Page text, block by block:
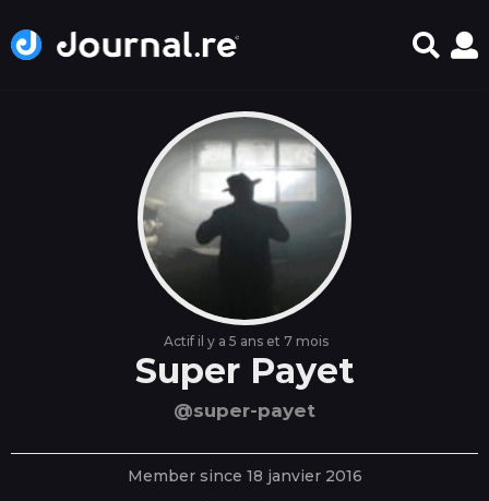
Actif il y a 5 ans et 7 mois
Super Payet
@super-payet
Member since 18 janvier 2016